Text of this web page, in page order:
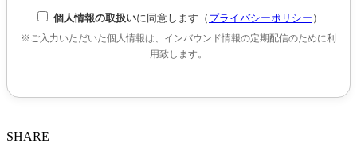
個人情報の取扱いに同意します（ プライバシーポリシー ）
※ご入力いただいた個人情報は、インバウンド情報の定期配信のために利
用致します。
SHARE